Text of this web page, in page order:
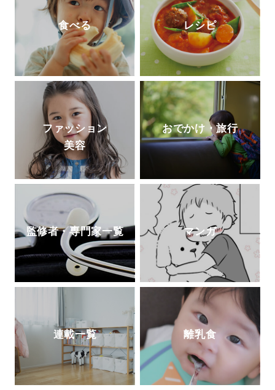
食べる レシピ
ファッション
美容
おでかけ・旅行
監修者・専門家一覧 マンガ
連載一覧 離乳食